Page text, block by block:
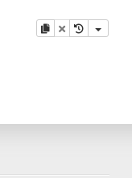
копировать
удалить